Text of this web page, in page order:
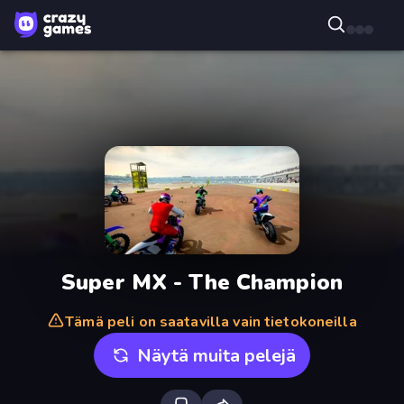
Super MX - The Champion
Tämä peli on saatavilla vain tietokoneilla
Näytä muita pelejä